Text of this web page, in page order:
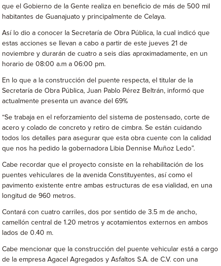
que el Gobierno de la Gente realiza en beneficio de más de 500 mil
habitantes de Guanajuato y principalmente de Celaya.
Así lo dio a conocer la Secretaría de Obra Pública, la cual indicó que
estas acciones se llevan a cabo a partir de este jueves 21 de
noviembre y durarán de cuatro a seis días aproximadamente, en un
horario de 08:00 a.m a 06:00 pm.
En lo que a la construcción del puente respecta, el titular de la
Secretaría de Obra Pública, Juan Pablo Pérez Beltrán, informó que
actualmente presenta un avance del 69%
“Se trabaja en el reforzamiento del sistema de postensado, corte de
acero y colado de concreto y retiro de cimbra. Se están cuidando
todos los detalles para asegurar que esta obra cuente con la calidad
que nos ha pedido la gobernadora Libia Dennise Muñoz Ledo”.
Cabe recordar que el proyecto consiste en la rehabilitación de los
puentes vehiculares de la avenida Constituyentes, así como el
pavimento existente entre ambas estructuras de esa vialidad, en una
longitud de 960 metros.
Contará con cuatro carriles, dos por sentido de 3.5 m de ancho,
camellón central de 1.20 metros y acotamientos externos en ambos
lados de 0.40 m.
Cabe mencionar que la construcción del puente vehicular está a cargo
de la empresa Agacel Agregados y Asfaltos S.A. de C.V. con una